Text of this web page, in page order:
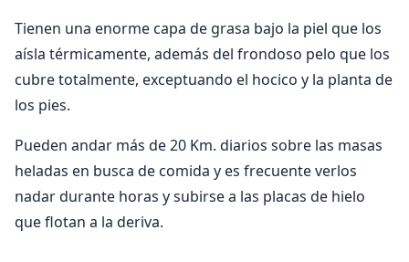
Tienen una enorme capa de grasa bajo la piel que los
aísla térmicamente, además del frondoso pelo que los
cubre totalmente, exceptuando el hocico y la planta de
los pies.
Pueden andar más de 20 Km. diarios sobre las masas
heladas en busca de comida y es frecuente verlos
nadar durante horas y subirse a las placas de hielo
que flotan a la deriva.